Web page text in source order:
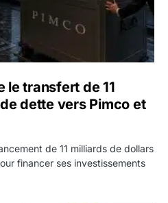
le transfert de 11
dette vers Pimco et
de 11 milliards de dollars
financer ses investissements